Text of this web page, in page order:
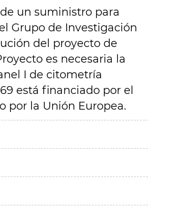
un suministro para
Grupo de Investigación
del proyecto de
es necesaria la
I de citometría
está financiado por el
por la Unión Europea.